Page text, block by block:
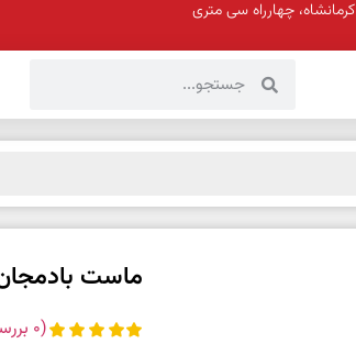
کرمانشاه، چهارراه سی متری
ماست بادمجان
(
0